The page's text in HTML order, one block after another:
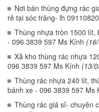
Nơi bán thùng đựng rác
rẻ tại sóc trăng- lh
Thùng nhựa tròn 1500 lít,
- 096 3839 597 Ms Kính
Xả kho thùng rác nhựa
096 3839 597 Ms Kính (13/
Thùng rác nhựa 240 lít,
bánh xe - 096 3839 597 Ms
Thùng rác giá sỉ- chuyên